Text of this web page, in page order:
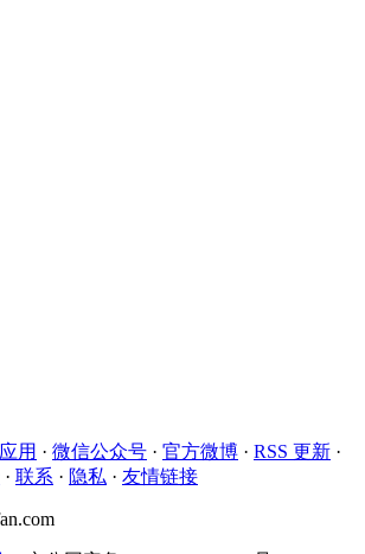
用 · 微信公众号 · 官方微博 · RSS 更新 ·
· 联系 · 隐私 · 友情链接